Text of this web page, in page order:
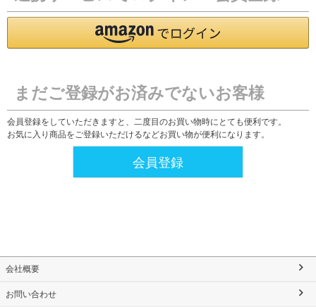
まだご登録がお済みでないお客様
会員登録をしていただきますと、二度目のお買い物時にとても便利です。
お気に入り商品をご登録いただけるなどお買い物が便利になります。
会員登録
会社概要
お問い合わせ